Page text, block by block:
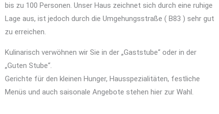
bis zu 100 Personen. Unser Haus zeichnet sich durch eine ruhige
Lage aus, ist jedoch durch die Umgehungsstraße ( B83 ) sehr gut
zu erreichen.
Kulinarisch verwöhnen wir Sie in der „Gaststube“ oder in der
„Guten Stube“.
Gerichte für den kleinen Hunger, Hausspezialitäten, festliche
Menüs und auch saisonale Angebote stehen hier zur Wahl.